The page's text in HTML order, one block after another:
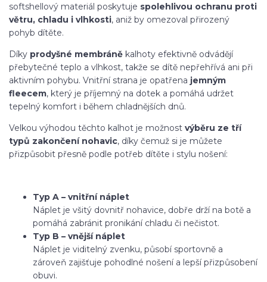
softshellový materiál poskytuje spolehlivou ochranu proti
větru, chladu i vlhkosti, aniž by omezoval přirozený
pohyb dítěte.
Díky prodyšné membráně kalhoty efektivně odvádějí
přebytečné teplo a vlhkost, takže se dítě nepřehřívá ani při
aktivním pohybu. Vnitřní strana je opatřena jemným
fleecem, který je příjemný na dotek a pomáhá udržet
tepelný komfort i během chladnějších dnů.
Velkou výhodou těchto kalhot je možnost výběru ze tří
typů zakončení nohavic, díky čemuž si je můžete
přizpůsobit přesně podle potřeb dítěte i stylu nošení:
Typ A – vnitřní náplet
Náplet je všitý dovnitř nohavice, dobře drží na botě a
pomáhá zabránit pronikání chladu či nečistot.
Typ B – vnější náplet
Náplet je viditelný zvenku, působí sportovně a
zároveň zajišťuje pohodlné nošení a lepší přizpůsobení
obuvi.